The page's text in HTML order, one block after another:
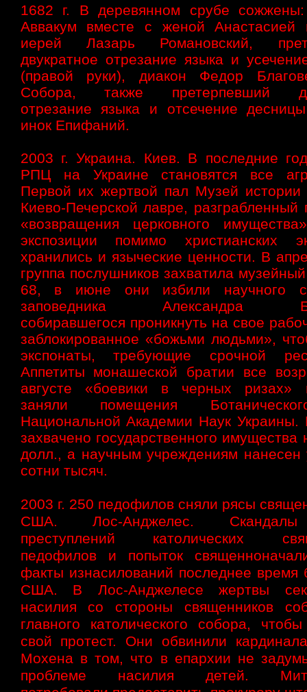
1682 г. В деревянном срубе сожжены:
Аввакум вместе с женой Анастасией
иерей Лазарь Романовский,
двукратное отрезание языка и
(правой руки), диакон Федор
Собора, также претерпевший
отрезание языка и отсечение
инок Епифаний.
2003 г. Украина. Киев. В последние
РПЦ на Украине становятся все
Первой их жертвой пал Музей истории
Киево-Печерской лавре, разграбленный
«возвращения церковного
экспозиции помимо христианских
хранились и языческие ценности. В
группа послушников захватила
68, в июне они избили научного
заповедника Александра
собиравшегося проникнуть на свое
заблокированное «божьми людьми»,
экспонаты, требующие срочной
Аппетиты монашеской братии все
августе «боевики в черных ризах»
заняли помещения
Национальной Академии Наук Украины.
захвачено государственного
долл., а научным учреждениям нанесен
сотни тысяч.
2003 г. 250 педофилов сняли рясы
США. Лос-Анджелес. Скандалы
преступлений католических
педофилов и попыток
факты изнасилований последнее время
США. В Лос-Анджелесе жертвы
насилия со стороны священников
главного католического собора,
свой протест. Они обвинили
Мохена в том, что в епархии не
проблеме насилия детей.